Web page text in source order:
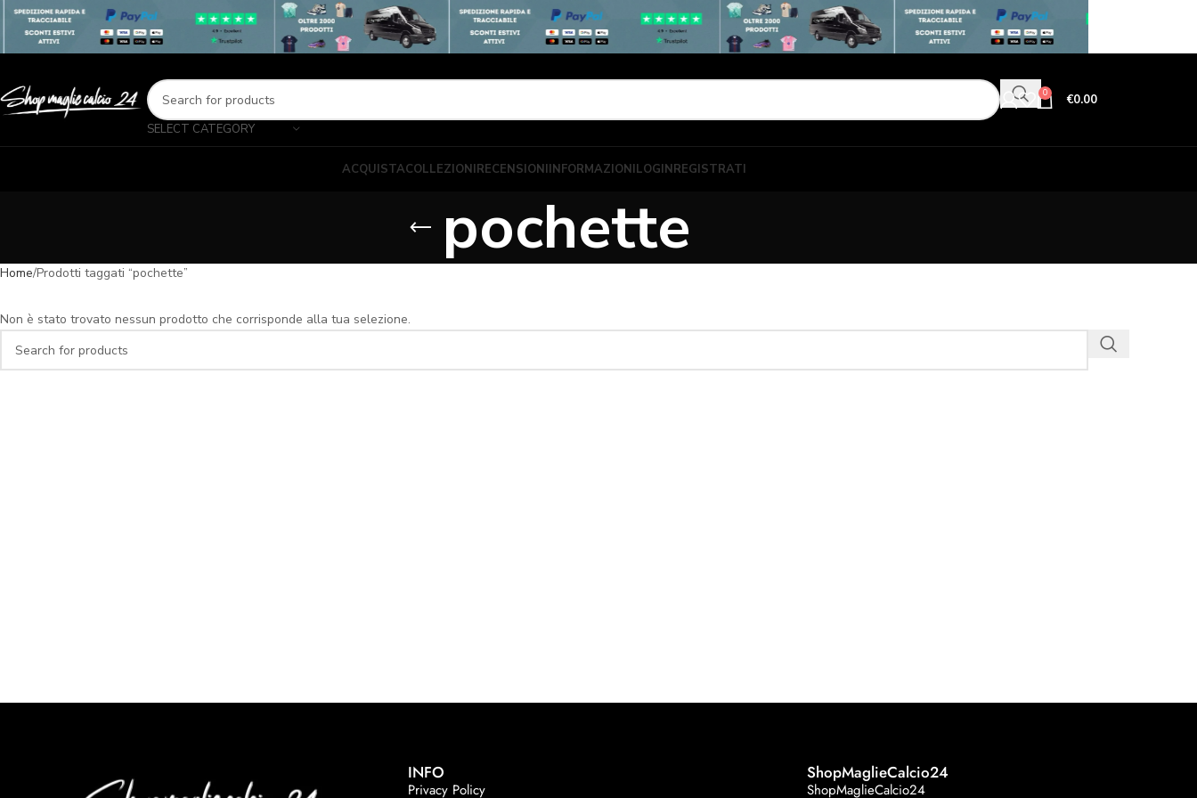
SELECT CATEGORY
0 €0.00
ACQUISTACOLLEZIONIRECENSIONIINFORMAZIONILOGINREGISTRATI
pochette
Home Prodotti taggati “pochette”
Non è stato trovato nessun prodotto che corrisponde alla tua selezione.
INFO
Privacy Policy
ShopMaglieCalcio24
ShopMaglieCalcio24